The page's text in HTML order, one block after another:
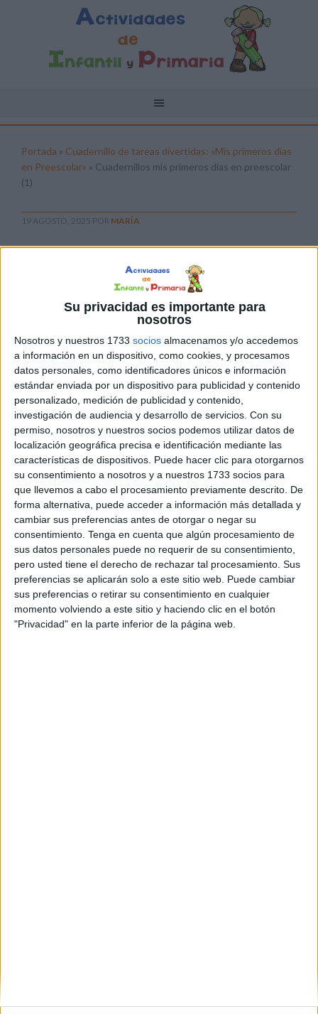
Su privacidad es importante para
nosotros
Nosotros y nuestros 1733 socios almacenamos y/o accedemos
a información en un dispositivo, como cookies, y procesamos
datos personales, como identificadores únicos e información
estándar enviada por un dispositivo para publicidad y contenido
personalizado, medición de publicidad y contenido,
investigación de audiencia y desarrollo de servicios. Con su
permiso, nosotros y nuestros socios podemos utilizar datos de
localización geográfica precisa e identificación mediante las
características de dispositivos. Puede hacer clic para otorgarnos
su consentimiento a nosotros y a nuestros 1733 socios para
que llevemos a cabo el procesamiento previamente descrito. De
forma alternativa, puede acceder a información más detallada y
cambiar sus preferencias antes de otorgar o negar su
consentimiento. Tenga en cuenta que algún procesamiento de
sus datos personales puede no requerir de su consentimiento,
pero usted tiene el derecho de rechazar tal procesamiento. Sus
preferencias se aplicarán solo a este sitio web. Puede cambiar
sus preferencias o retirar su consentimiento en cualquier
momento volviendo a este sitio y haciendo clic en el botón
"Privacidad" en la parte inferior de la página web.
Portada » Cuadernillo de tareas divertidas: «Mis primeros días
en Preescolar» » Cuadernillos mis primeros dias en preescolar
(1)
19 AGOSTO, 2025 POR MARÍA
preescolar (1)
Pulsa sobre el enlace para descargar el
PINTEREST